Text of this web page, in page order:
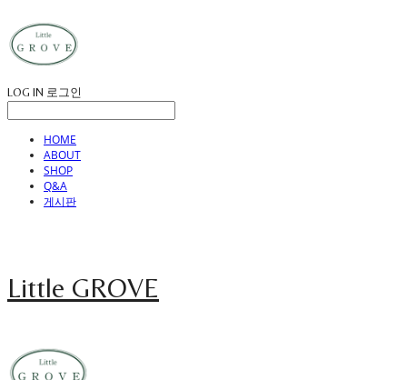
LOG IN 로그인
HOME
ABOUT
SHOP
Q&A
게시판
Little GROVE